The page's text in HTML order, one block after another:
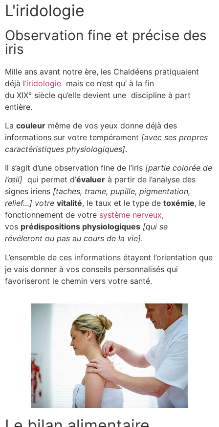
L'iridologie
Observation fine et précise des
iris
Mille ans avant notre ère, les Chaldéens pratiquaient
déjà l‘iridologie mais ce n’est qu’ à la fin
du XIX° siècle qu’elle devient une discipline à part
entière.
La couleur même de vos yeux donne déjà des
informations sur votre tempérament [avec ses propres
caractéristiques physiologiques].
Il s’agit d’une observation fine de l’iris [partie colorée de
l’œil] qui permet d’évaluer à partir de l’analyse des
signes iriens [taches, trame, pupille, pigmentation,
relief…] votre vitalité, le taux et le type de toxémie, le
fonctionnement de votre système nerveux,
vos prédispositions physiologiques [qui se
révéleront ou pas au cours de la vie].
L’ensemble de ces informations étayent l’orientation que
je vais donner à vos conseils personnalisés qui
favoriseront le chemin vers votre santé.